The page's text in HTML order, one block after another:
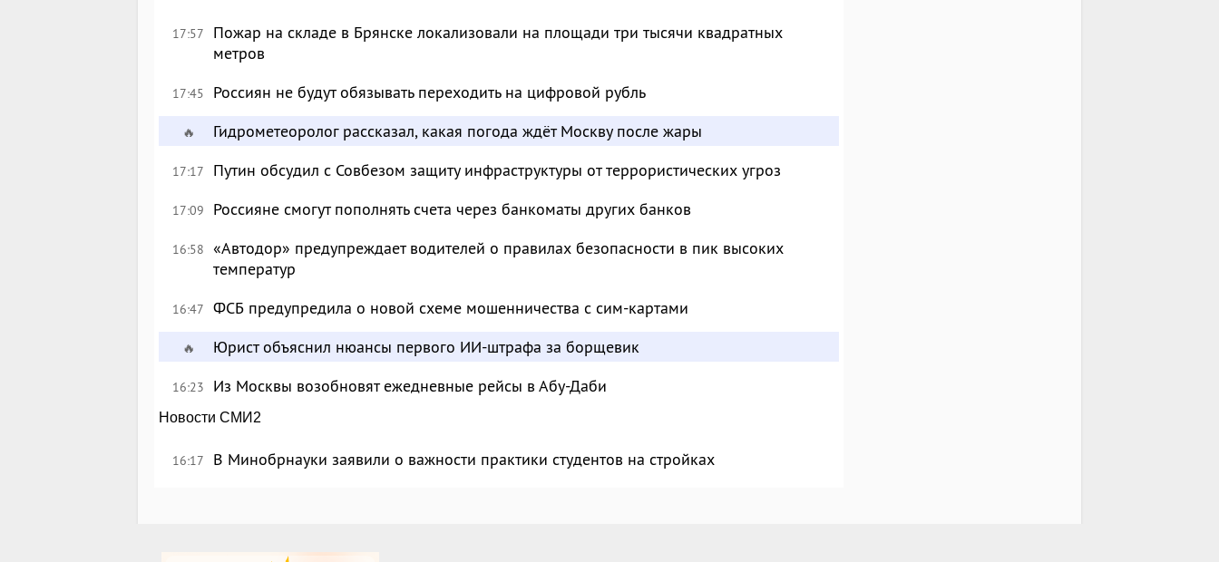
17:57
Пожар на складе в Брянске локализовали на площади три тысячи квадратных
метров
17:45 Россиян не будут обязывать переходить на цифровой рубль
🔥 Гидрометеоролог рассказал, какая погода ждёт Москву после жары
17:17 Путин обсудил с Совбезом защиту инфраструктуры от террористических угроз
17:09 Россияне смогут пополнять счета через банкоматы других банков
16:58 «Автодор» предупреждает водителей о правилах безопасности в пик высоких
температур
16:47 ФСБ предупредила о новой схеме мошенничества с сим-картами
🔥 Юрист объяснил нюансы первого ИИ-штрафа за борщевик
16:23 Из Москвы возобновят ежедневные рейсы в Абу-Даби
Новости СМИ2
16:17 В Минобрнауки заявили о важности практики студентов на стройках